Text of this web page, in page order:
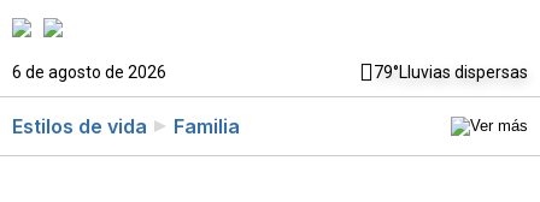
6 de agosto de 2026 79°Lluvias dispersas
Estilos de vida Familia